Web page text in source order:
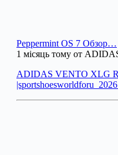
Peppermint OS 7 Обзор…
1 місяць тому от
ADIDAS VENTO XLG